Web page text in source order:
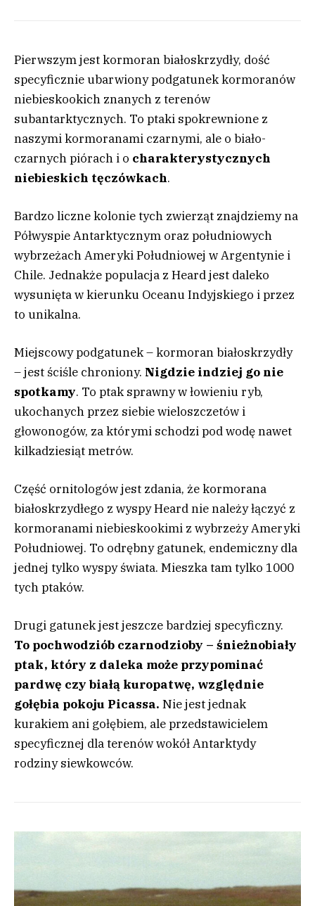
Pierwszym jest kormoran białoskrzydły, dość
specyficznie ubarwiony podgatunek kormoranów
niebieskookich znanych z terenów
subantarktycznych. To ptaki spokrewnione z
naszymi kormoranami czarnymi, ale o biało-
czarnych piórach i o charakterystycznych
niebieskich tęczówkach.
Bardzo liczne kolonie tych zwierząt znajdziemy na
Półwyspie Antarktycznym oraz południowych
wybrzeżach Ameryki Południowej w Argentynie i
Chile. Jednakże populacja z Heard jest daleko
wysunięta w kierunku Oceanu Indyjskiego i przez
to unikalna.
Miejscowy podgatunek – kormoran białoskrzydły
– jest ściśle chroniony. Nigdzie indziej go nie
spotkamy. To ptak sprawny w łowieniu ryb,
ukochanych przez siebie wieloszczetów i
głowonogów, za którymi schodzi pod wodę nawet
kilkadziesiąt metrów.
Część ornitologów jest zdania, że kormorana
białoskrzydłego z wyspy Heard nie należy łączyć z
kormoranami niebieskookimi z wybrzeży Ameryki
Południowej. To odrębny gatunek, endemiczny dla
jednej tylko wyspy świata. Mieszka tam tylko 1000
tych ptaków.
Drugi gatunek jest jeszcze bardziej specyficzny.
To pochwodziób czarnodzioby – śnieżnobiały
ptak, który z daleka może przypominać
pardwę czy białą kuropatwę, względnie
gołębia pokoju Picassa. Nie jest jednak
kurakiem ani gołębiem, ale przedstawicielem
specyficznej dla terenów wokół Antarktydy
rodziny siewkowców.